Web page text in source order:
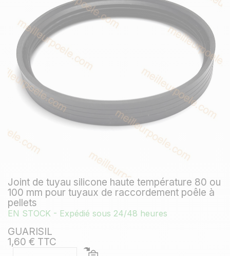
Joint de tuyau silicone haute température 80 ou
100 mm pour tuyaux de raccordement poêle à
pellets
EN STOCK - Expédié sous 24/48 heures
GUARISIL
1,60 € TTC